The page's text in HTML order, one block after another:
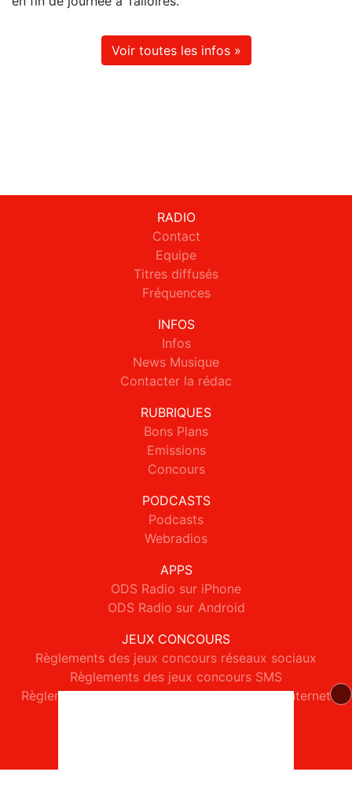
Voir toutes les infos »
RADIO
Contact
Equipe
Titres diffusés
Fréquences
INFOS
Infos
News Musique
Contacter la rédac
RUBRIQUES
Bons Plans
Emissions
Concours
PODCASTS
Podcasts
Webradios
APPS
ODS Radio sur iPhone
ODS Radio sur Android
JEUX CONCOURS
Règlements des jeux concours réseaux sociaux
Règlements des jeux concours SMS
Règlements des jeux concours téléphone et internet